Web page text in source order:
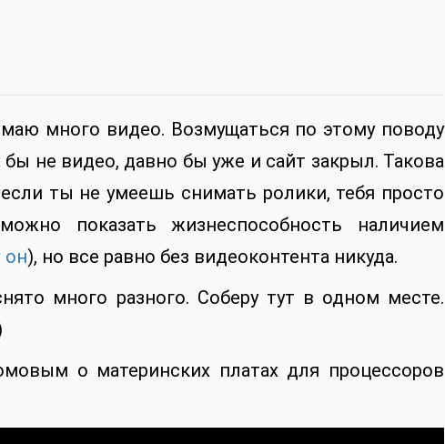
много видео. Возмущаться по этому поводу
не видео, давно бы уже и сайт закрыл. Такова
ты не умеешь снимать ролики, тебя просто
показать жизнеспособность наличием
он), но все равно без видеоконтента никуда.
много разного. Соберу тут в одном месте.
о материнских платах для процессоров